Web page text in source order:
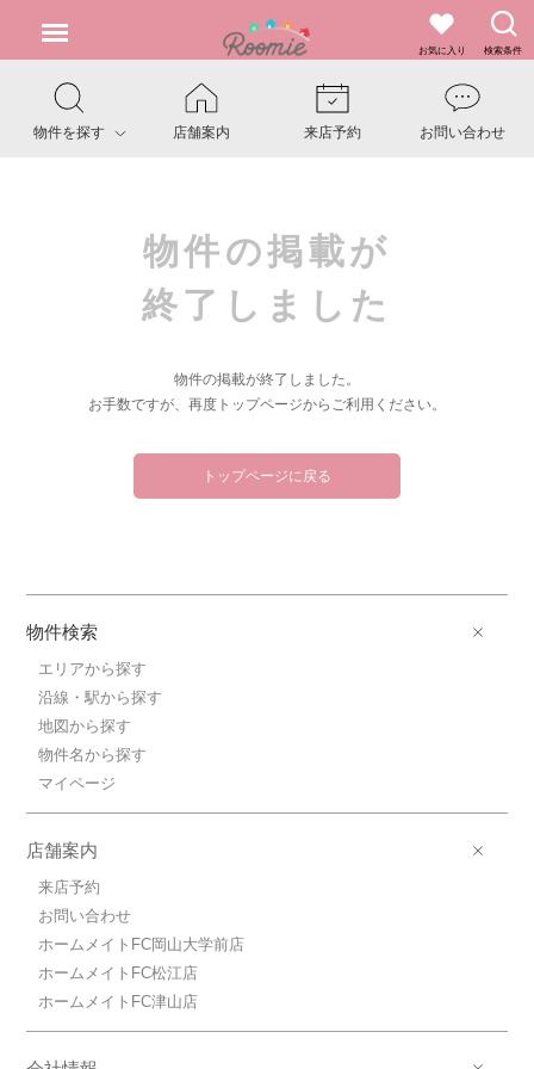
お気に入り 検索条件
物件を探す 店舗案内 来店予約 お問い合わせ
物件の掲載が
終了しました
物件の掲載が終了しました。
お手数ですが、再度トップページからご利用ください。
トップページに戻る
物件検索
エリアから探す
沿線・駅から探す
地図から探す
物件名から探す
マイページ
店舗案内
来店予約
お問い合わせ
ホームメイトFC岡山大学前店
ホームメイトFC松江店
ホームメイトFC津山店